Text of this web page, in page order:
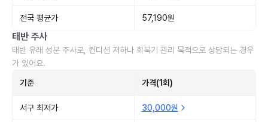
전국 평균가 57,190원
태반 주사
태반 유래 성분 주사로, 컨디션 저하나 회복기 관리 목적으로 상담되는 경우
가 있어요.
기준 가격(1회)
서구 최저가 30,000원